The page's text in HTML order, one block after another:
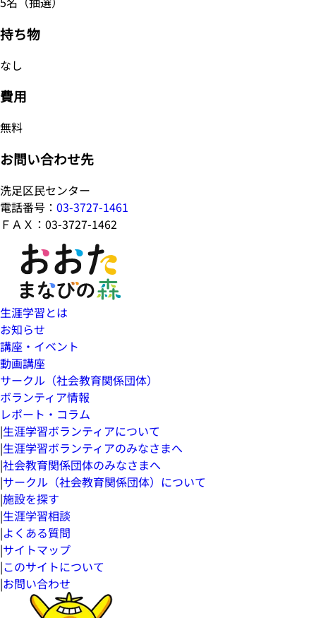
持ち物
なし
費用
無料
お問い合わせ先
洗足区民センター
電話番号： 03-3727-1461
ＦＡＸ：03-3727-1462
生涯学習とは
お知らせ
講座・イベント
動画講座
サークル（社会教育関係団体）
ボランティア情報
レポート・コラム
|生涯学習ボランティアについて
|生涯学習ボランティアのみなさまへ
|社会教育関係団体のみなさまへ
|サークル（社会教育関係団体）について
|施設を探す
|生涯学習相談
|よくある質問
|サイトマップ
|このサイトについて
|お問い合わせ